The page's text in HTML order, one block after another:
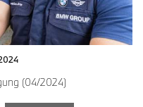
(04/2024)